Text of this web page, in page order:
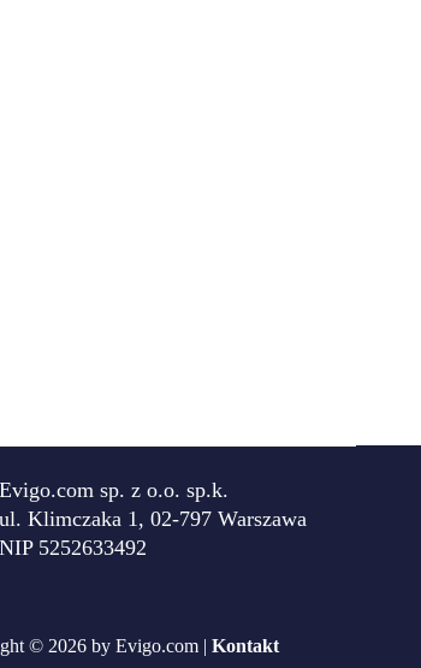
Evigo.com sp. z o.o. sp.k.
ul. Klimczaka 1, 02-797 Warszawa
NIP 5252633492
© 2026 by Evigo.com | Kontakt